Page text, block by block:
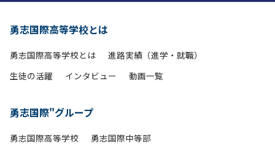
勇志国際高等学校とは
勇志国際高等学校とは
進路実績（進学・就職）
生徒の活躍
インタビュー 動画一覧
勇志国際"グループ
勇志国際高等学校 勇志国際中等部